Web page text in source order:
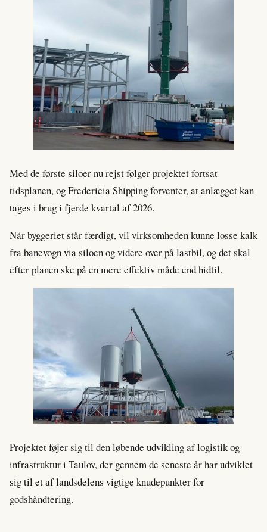
Med de første siloer nu rejst følger projektet fortsat
tidsplanen, og Fredericia Shipping forventer, at anlægget kan
tages i brug i fjerde kvartal af 2026.
Når byggeriet står færdigt, vil virksomheden kunne losse kalk
fra banevogn via siloen og videre over på lastbil, og det skal
efter planen ske på en mere effektiv måde end hidtil.
Projektet føjer sig til den løbende udvikling af logistik og
infrastruktur i Taulov, der gennem de seneste år har udviklet
sig til et af landsdelens vigtige knudepunkter for
godshåndtering.